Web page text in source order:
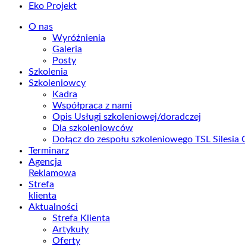
Eko Projekt
O nas
Wyróżnienia
Galeria
Posty
Szkolenia
Szkoleniowcy
Kadra
Współpraca z nami
Opis Usługi szkoleniowej/doradczej
Dla szkoleniowców
Dołącz do zespołu szkoleniowego TSL
Terminarz
Agencja
Reklamowa
Strefa
klienta
Aktualności
Strefa Klienta
Artykuły
Oferty